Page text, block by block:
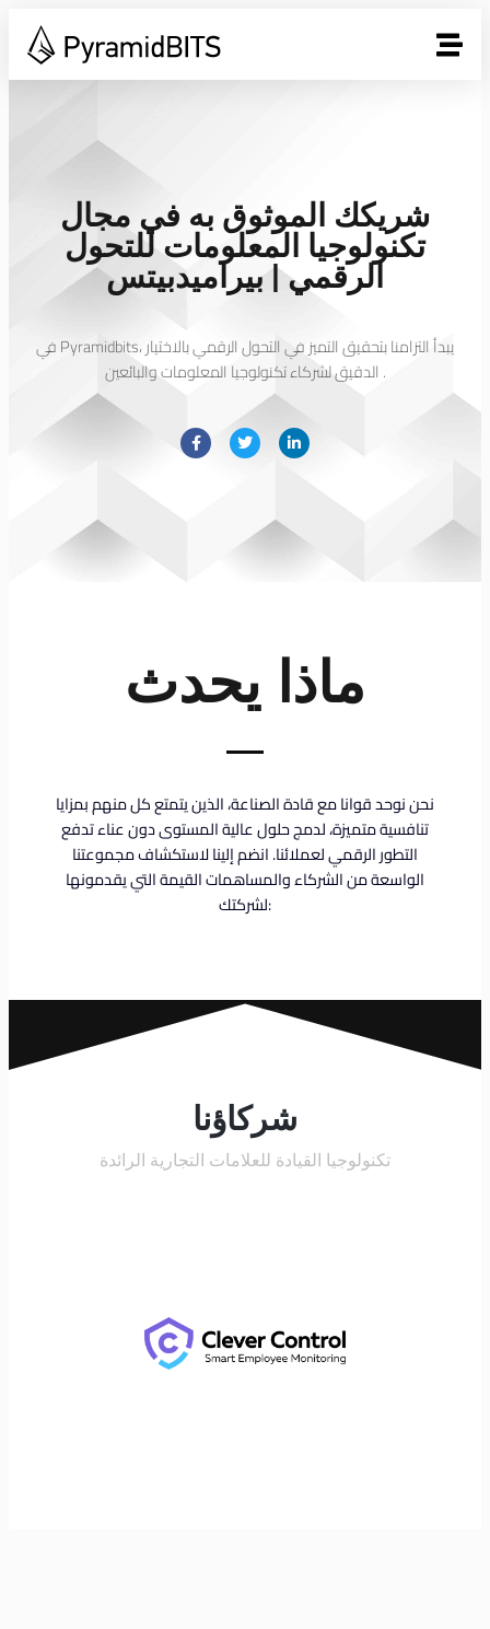
شريكك الموثوق به في مجال
تكنولوجيا المعلومات للتحول
الرقمي | بيراميدبيتس
في Pyramidbits، يبدأ التزامنا بتحقيق التميز في التحول الرقمي بالاختيار
الدقيق لشركاء تكنولوجيا المعلومات والبائعين .
ماذا يحدث
نحن نوحد قوانا مع قادة الصناعة، الذين يتمتع كل منهم بمزايا
تنافسية متميزة، لدمج حلول عالية المستوى دون عناء تدفع
التطور الرقمي لعملائنا. انضم إلينا لاستكشاف مجموعتنا
الواسعة من الشركاء والمساهمات القيمة التي يقدمونها
لشركتك:
شركاؤنا
تكنولوجيا القيادة للعلامات التجارية الرائدة